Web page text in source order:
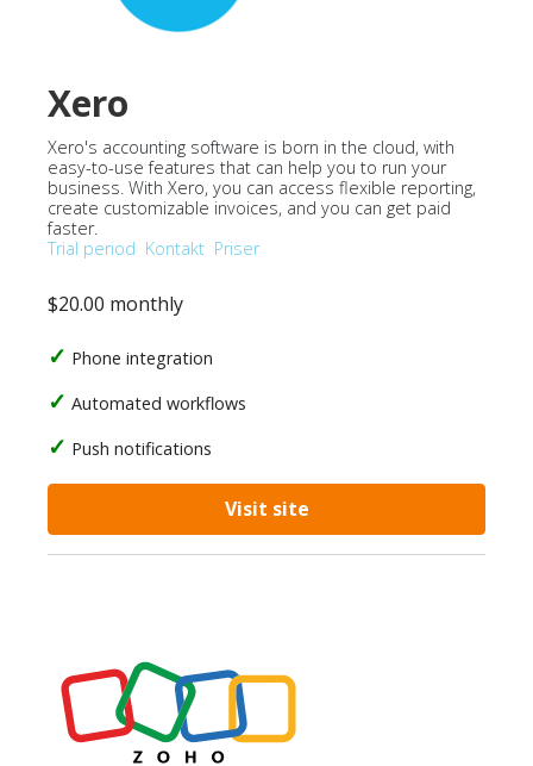
Xero
Xero's accounting software is born in the cloud, with
easy-to-use features that can help you to run your
business. With Xero, you can access flexible reporting,
create customizable invoices, and you can get paid
faster.
Trial period Kontakt Priser
$20.00 monthly
Phone integration
Automated workflows
Push notifications
Visit site